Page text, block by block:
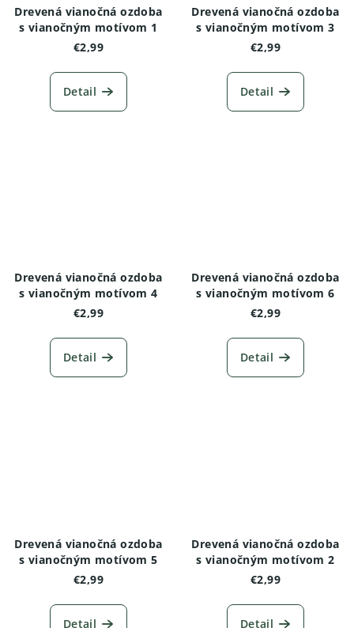
Drevená vianočná ozdoba
s vianočným motívom 1
€2,99
Detail
Drevená vianočná ozdoba
s vianočným motívom 3
€2,99
Detail
Drevená vianočná ozdoba
s vianočným motívom 4
€2,99
Detail
Drevená vianočná ozdoba
s vianočným motívom 6
€2,99
Detail
Drevená vianočná ozdoba
s vianočným motívom 5
€2,99
Detail
Drevená vianočná ozdoba
s vianočným motívom 2
€2,99
Detail